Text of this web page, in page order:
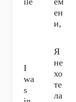
ен
и,
I
wa
s
Я
не
хо
те
ла